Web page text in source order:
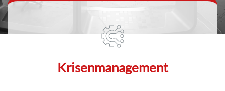
Krisenmanagement